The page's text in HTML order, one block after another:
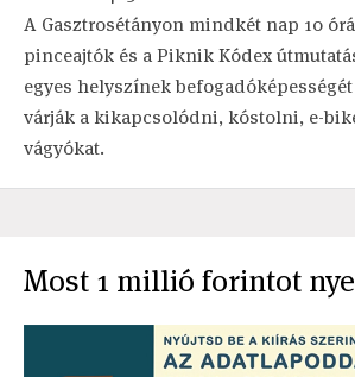
A Gasztrosétányon mindkét nap 10
pinceajtók és a Piknik Kódex
egyes helyszínek
várják a kikapcsolódni, kóstolni, e-
vágyókat.
Most 1 millió forintot